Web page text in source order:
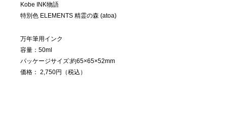
Kobe INK物語
特別色 ELEMENTS 精霊の森 (atoa)
万年筆用インク
容量：50ml
パッケージサイズ:約65×65×52mm
価格： 2,750円（税込）